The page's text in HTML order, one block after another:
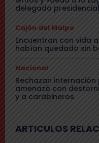
delegado
Cajón del Maipo
Encuentran con vida
habían quedado sin
Nacional
Rechazan
amenazó con
y a carabineros
ARTICULOS